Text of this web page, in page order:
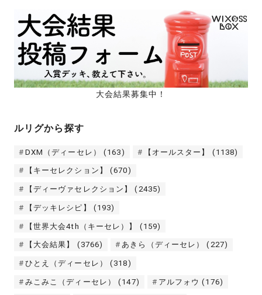
大会結果募集中！
ルリグから探す
DXM（ディーセレ） (163) 【オールスター】 (1138)
【キーセレクション】 (670)
【ディーヴァセレクション】 (2435)
【デッキレシピ】 (193)
【世界大会4th（キーセレ）】 (159)
【大会結果】 (3766) あきら（ディーセレ） (227)
ひとえ（ディーセレ） (318)
みこみこ（ディーセレ） (147) アルフォウ (176)